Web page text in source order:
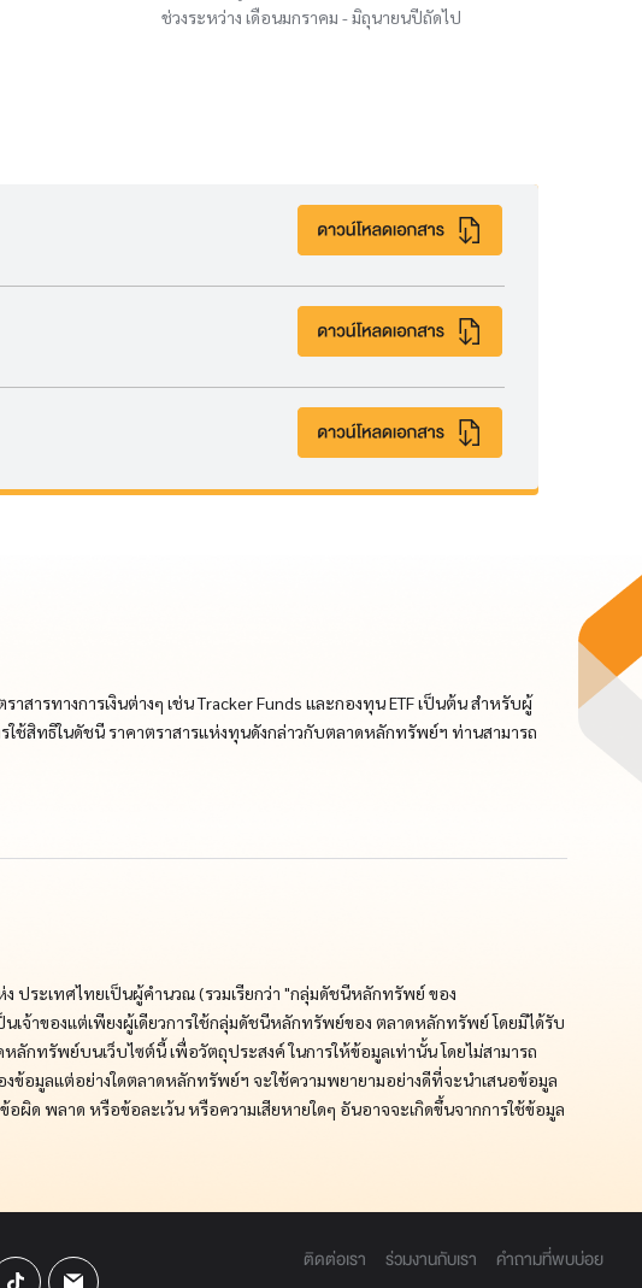
ช่วงระหว่าง เดือนมกราคม - มิถุนายนปีถัดไป
รทางการเงินต่างๆ เช่น Tracker Funds และกองทุน ETF เป็นต้น สำหรับผู้
ช้สิทธิในดัชนี ราคาตราสารแห่งทุนดังกล่าวกับตลาดหลักทรัพย์ฯ ท่านสามารถ
ง ประเทศไทยเป็นผู้คำนวณ (รวมเรียกว่า "กลุ่มดัชนีหลักทรัพย์ ของ
จ้าของแต่เพียงผู้เดียวการใช้กลุ่มดัชนีหลักทรัพย์ของ ตลาดหลักทรัพย์ โดยมิได้รับ
ทรัพย์บนเว็บไซต์นี้ เพื่อวัตถุประสงค์ ในการให้ข้อมูลเท่านั้น โดยไม่สามารถ
ข้อมูลแต่อย่างใดตลาดหลักทรัพย์ฯ จะใช้ความพยายามอย่างดีที่จะนำเสนอข้อมูล
พลาด หรือข้อละเว้น หรือความเสียหายใดๆ อันอาจจะเกิดขึ้นจากการใช้ข้อมูล
ติดต่อเรา ร่วมงานกับเรา คำถามที่พบบ่อย